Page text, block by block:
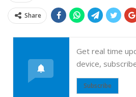
Share
Get real time
device,
Subscribe